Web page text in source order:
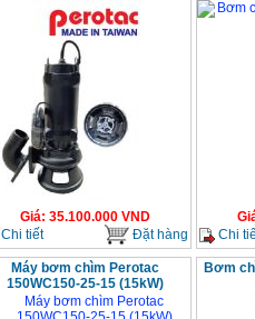
Giá: 35.100.000 VND
Chi tiết
Đặt hàng
Chi
Máy bơm chìm Perotac
150WC150-25-15 (15kW)
Bơm